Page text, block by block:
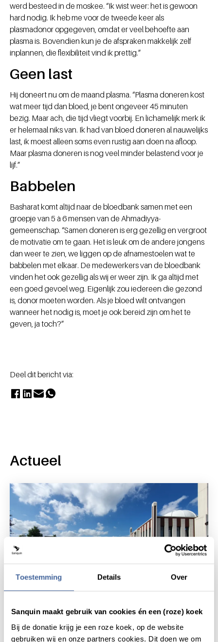
Toestemming Details Over
Sanquin maakt gebruik van cookies én een (roze) koek
Bij de donatie krijg je een roze koek, op de website
gebruiken wij en onze partners cookies. Dit doen we om
werd besteed in de moskee. “Ik wist weer: het is gewoon
hard nodig. Ik heb me voor de tweede keer als
plasmadonor opgegeven, omdat er veel behoefte aan
plasma is. Bovendien kun je de afspraken makkelijk zelf
inplannen, die flexibiliteit vind ik prettig.”
Geen last
Hij doneert nu om de maand plasma. “Plasma doneren kost
wat meer tijd dan bloed, je bent ongeveer 45 minuten
bezig. Maar ach, die tijd vliegt voorbij. En lichamelijk merk ik
er helemaal niks van. Ik had van bloed doneren al nauwelijks
last, ik moest alleen soms even rustig aan doen na afloop.
Maar plasma doneren is nog veel minder belastend voor je
lijf.”
Babbelen
Basharat komt altijd naar de bloedbank samen met een
groepje van 5 à 6 mensen van de Ahmadiyya-
gemeenschap. “Samen doneren is erg gezellig en vergroot
de motivatie om te gaan. Het is leuk om de andere jongens
dan weer te zien, we liggen op de afnamestoelen wat te
babbelen met elkaar. De medewerkers van de bloedbank
vinden het ook gezellig als wij er weer zijn. Ik ga altijd met
een goed gevoel weg. Eigenlijk zou iedereen die gezond
is, donor moeten worden. Als je bloed wilt ontvangen
wanneer het nodig is, moet je ook bereid zijn om het te
geven, ja toch?”
Deel dit bericht via:
Actueel